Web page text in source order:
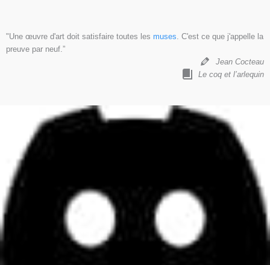
"Une œuvre d'art doit satisfaire toutes les muses. C'est ce que j'appelle la
preuve par neuf.”
Jean Cocteau
Le coq et l’arlequin